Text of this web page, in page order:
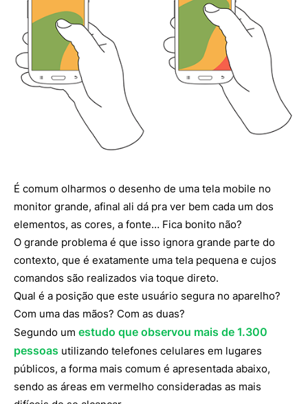
É comum olharmos o desenho de uma tela mobile no
monitor grande, afinal ali dá pra ver bem cada um dos
elementos, as cores, a fonte… Fica bonito não?
O grande problema é que isso ignora grande parte do
contexto, que é exatamente uma tela pequena e cujos
comandos são realizados via toque direto.
Qual é a posição que este usuário segura no aparelho?
Com uma das mãos? Com as duas?
Segundo um estudo que observou mais de 1.300
pessoas utilizando telefones celulares em lugares
públicos, a forma mais comum é apresentada abaixo,
sendo as áreas em vermelho consideradas as mais